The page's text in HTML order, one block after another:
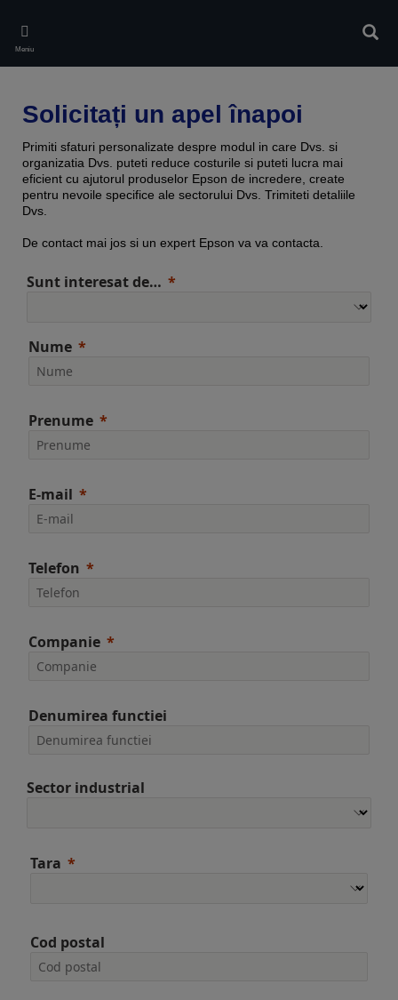
main
content
Meniu
Solicitați un apel înapoi
Primiti sfaturi personalizate despre modul in care Dvs. si
organizatia Dvs. puteti reduce costurile si puteti lucra mai
eficient cu ajutorul produselor Epson de incredere, create
pentru nevoile specifice ale sectorului Dvs. Trimiteti detaliile
Dvs.
De contact mai jos si un expert Epson va va contacta.
Sunt interesat de…
Nume
Prenume
E-mail
Telefon
Companie
Denumirea functiei
Sector industrial
Tara
Cod postal